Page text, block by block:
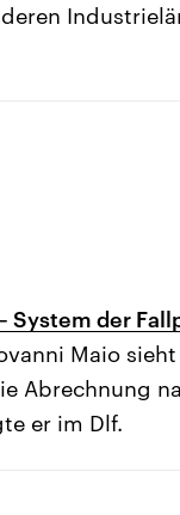
System der
Maio
Abrechnung
er im Dlf.